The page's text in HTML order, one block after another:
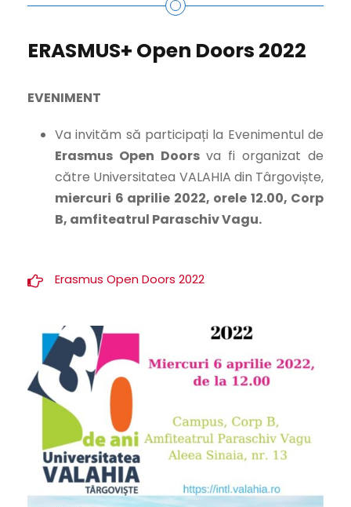
ERASMUS+ Open Doors 2022
EVENIMENT
Va invităm să participați la Evenimentul de
Erasmus Open Doors va fi organizat de
către Universitatea VALAHIA din Târgoviște,
miercuri 6 aprilie 2022, orele 12.00, Corp
B, amfiteatrul Paraschiv Vagu.
Erasmus Open Doors 2022